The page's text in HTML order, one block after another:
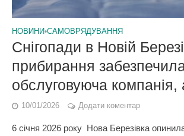
НОВИНИ•САМОВРЯДУВАННЯ
Снігопади в Новій
прибирання
обслуговуюча
10/01/2026 Додати коментар
6 січня 2026 року Нова Березівка